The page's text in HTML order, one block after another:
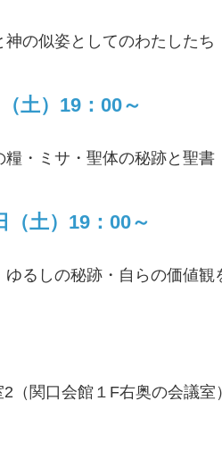
の似姿としてのわたしたち
土）19：00～
・ミサ・聖体の秘跡と聖書
土）19：00～
るしの秘跡・自らの価値観
（関口会館１F右奥の会議室）